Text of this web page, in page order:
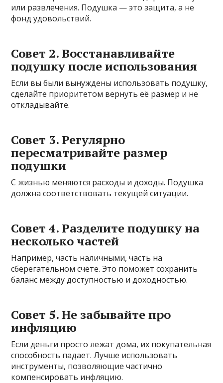
или развлечения. Подушка — это защита, а не
фонд удовольствий.
Совет 2. Восстанавливайте
подушку после использования
Если вы были вынуждены использовать подушку,
сделайте приоритетом вернуть её размер и не
откладывайте.
Совет 3. Регулярно
пересматривайте размер
подушки
С жизнью меняются расходы и доходы. Подушка
должна соответствовать текущей ситуации.
Совет 4. Разделите подушку на
несколько частей
Например, часть наличными, часть на
сберегательном счёте. Это поможет сохранить
баланс между доступностью и доходностью.
Совет 5. Не забывайте про
инфляцию
Если деньги просто лежат дома, их покупательная
способность падает. Лучше использовать
инструменты, позволяющие частично
компенсировать инфляцию.